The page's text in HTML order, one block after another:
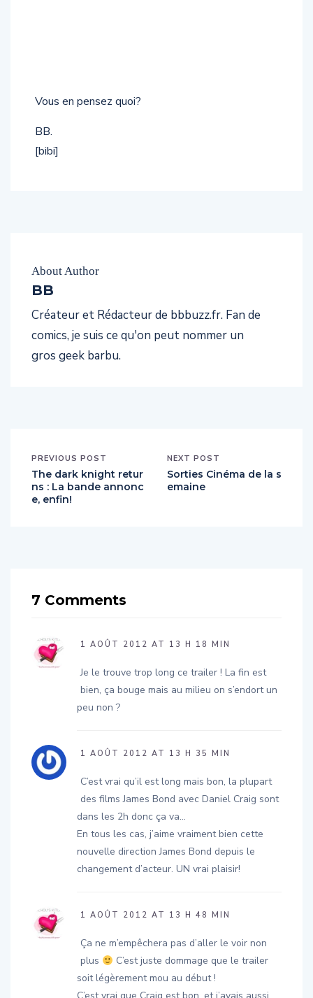
Vous en pensez quoi?
BB.
[bibi]
About Author
BB
Créateur et Rédacteur de bbbuzz.fr. Fan de
comics, je suis ce qu'on peut nommer un
gros geek barbu.
PREVIOUS POST
The dark knight retur
ns : La bande annonc
e, enfin!
NEXT POST
Sorties Cinéma de la s
emaine
7 Comments
1 AOÛT 2012 AT 13 H 18 MIN
Je le trouve trop long ce trailer ! La fin est
bien, ça bouge mais au milieu on s’endort un
peu non ?
1 AOÛT 2012 AT 13 H 35 MIN
C’est vrai qu’il est long mais bon, la plupart
des films James Bond avec Daniel Craig sont
dans les 2h donc ça va…
En tous les cas, j’aime vraiment bien cette
nouvelle direction James Bond depuis le
changement d’acteur. UN vrai plaisir!
1 AOÛT 2012 AT 13 H 48 MIN
Ça ne m’empêchera pas d’aller le voir non
plus
C’est juste dommage que le trailer
soit légèrement mou au début !